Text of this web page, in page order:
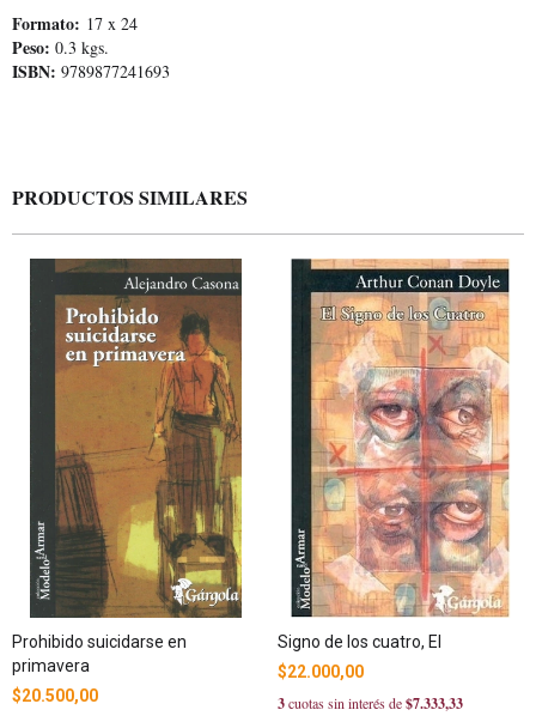
Formato: 17 x 24
Peso: 0.3 kgs.
ISBN: 9789877241693
PRODUCTOS SIMILARES
Prohibido suicidarse en
primavera
$20.500,00
Signo de los cuatro, El
$22.000,00
3cuotas sin interés de$7.333,33